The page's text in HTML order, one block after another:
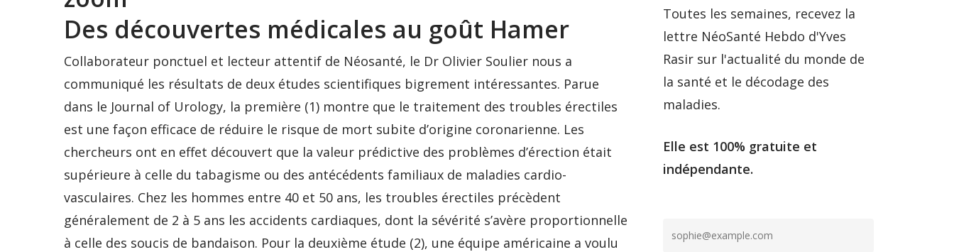
Des découvertes médicales au goût Hamer
Collaborateur ponctuel et lecteur attentif de Néosanté, le Dr Olivier Soulier nous a
communiqué les résultats de deux études scientifiques bigrement intéressantes. Parue
dans le Journal of Urology, la première (1) montre que le traitement des troubles érectiles
est une façon efficace de réduire le risque de mort subite d’origine coronarienne. Les
chercheurs ont en effet découvert que la valeur prédictive des problèmes d’érection était
supérieure à celle du tabagisme ou des antécédents familiaux de maladies cardio-
vasculaires. Chez les hommes entre 40 et 50 ans, les troubles érectiles précèdent
généralement de 2 à 5 ans les accidents cardiaques, dont la sévérité s’avère proportionnelle
à celle des soucis de bandaison. Pour la deuxième étude (2), une équipe américaine a voulu
Toutes les semaines, recevez la
lettre NéoSanté Hebdo d'Yves
Rasir sur l'actualité du monde de
la santé et le décodage des
maladies.
Elle est 100% gratuite et
indépendante.